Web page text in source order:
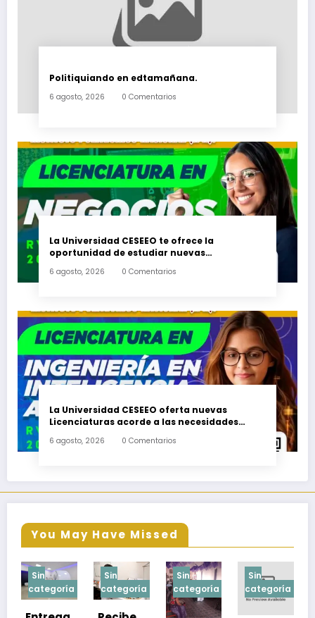
Politiquiando en edtamañana.
6 agosto, 2026 0 Comentarios
La Universidad CESEEO te ofrece la
oportunidad de estudiar nuevas
Escondido, Ixtepec y en la Matriz Juchitán.
6 agosto, 2026 0 Comentarios
La Universidad CESEEO oferta nuevas
Licenciaturas acorde a las necesidades
nivel medio superior
6 agosto, 2026 0 Comentarios
You May Have Missed
Sin
categoría
Sin
categoría
Sin
categoría
Sin
categoría